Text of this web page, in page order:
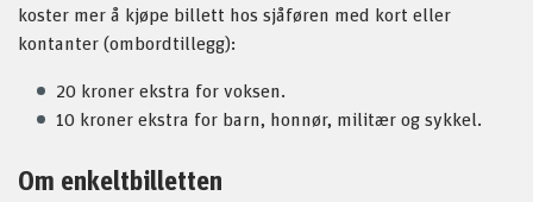
koster mer å kjøpe billett hos sjåføren med kort eller
kontanter (ombordtillegg):
20 kroner ekstra for voksen.
10 kroner ekstra for barn, honnør, militær og sykkel.
Om enkeltbilletten